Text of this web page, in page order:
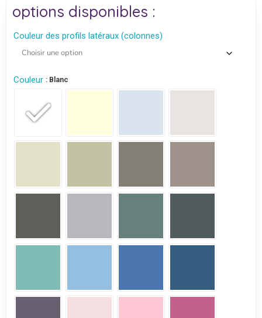
options disponibles :
Couleur des profils latéraux (colonnes)
Couleur : Blanc